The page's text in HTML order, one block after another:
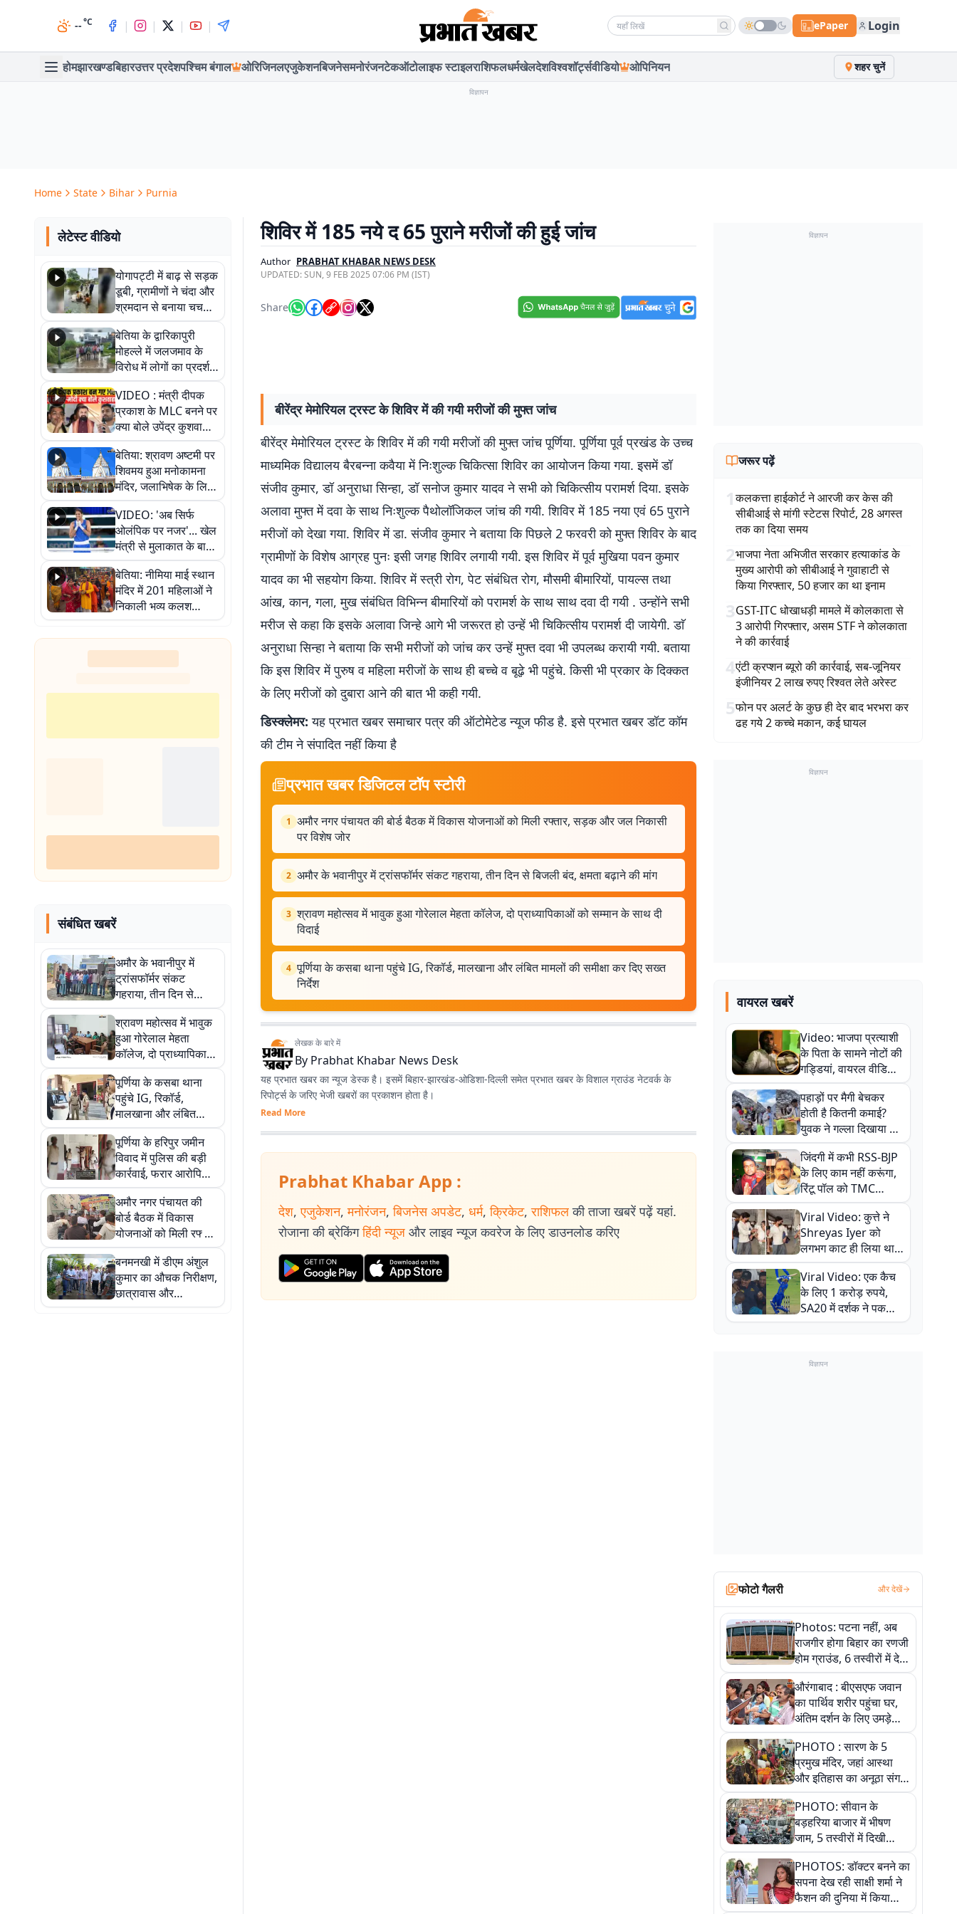
--°C | | | | Search news ePaper Login
होमझारखण्डबिहारउत्तर प्रदेशपश्चिम बंगाल ओरिजिनलएजुकेशनबिजनेसमनोरंजनटेकऑटोलाइफ स्टाइलराशिफलधर्मखेलदेशविश्वशॉर्ट्सवीडियो ओपिनियन शहर चुनें
विज्ञापन
Home State Bihar Purnia
लेटेस्ट वीडियो
योगापट्टी में बाढ़ से सड़क
डूबी, ग्रामीणों ने चंदा और
श्रमदान से बनाया चचरी
पुल
बेतिया के द्वारिकापुरी
मोहल्ले में जलजमाव के
विरोध में लोगों का प्रदर्शन,
स्थायी समाधान की मांग
VIDEO : मंत्री दीपक
प्रकाश के MLC बनने पर
क्या बोले उपेंद्र कुशवाहा,
सुनिए
बेतिया: श्रावण अष्टमी पर
शिवमय हुआ मनोकामना
मंदिर, जलाभिषेक के लिए
लगी लंबी कतारें
VIDEO: 'अब सिर्फ
ओलंपिक पर नजर'... खेल
मंत्री से मुलाकात के बाद
जैसमीन लंबोरिया का बड़ा
बयान
बेतिया: नीमिया माई स्थान
मंदिर में 201 महिलाओं ने
निकाली भव्य कलश
शोभायात्रा, शिवलिंग
प्राण-प्रतिष्ठा महोत्सव
शुरू
संबंधित खबरें
अमौर के भवानीपुर में
ट्रांसफॉर्मर संकट
गहराया, तीन दिन से
बिजली बंद, क्षमता बढ़ाने
की मांग
श्रावण महोत्सव में भावुक
हुआ गोरेलाल मेहता
कॉलेज, दो प्राध्यापिकाओं
को सम्मान के साथ दी
विदाई
पूर्णिया के कसबा थाना
पहुंचे IG, रिकॉर्ड,
मालखाना और लंबित
मामलों की समीक्षा कर दिए
सख्त निर्देश
पूर्णिया के हरिपुर जमीन
विवाद में पुलिस की बड़ी
कार्रवाई, फरार आरोपियों
के घर पर चिपकाया
इश्तेहार
अमौर नगर पंचायत की
बोर्ड बैठक में विकास
योजनाओं को मिली रफ्तार,
सड़क और जल निकासी
पर विशेष जोर
बनमनखी में डीएम अंशुल
कुमार का औचक निरीक्षण,
छात्रावास और
अनुमंडलीय अस्पताल में
शिविर में 185 नये द 65 पुराने मरीजों की हुई जांच
Author PRABHAT KHABAR NEWS DESK
UPDATED:SUN, 9 FEB 2025 07:06 PM (IST)
Share
बीरेंद्र मेमोरियल ट्रस्ट के शिविर में की गयी मरीजों की मुफ्त जांच
बीरेंद्र मेमोरियल ट्रस्ट के शिविर में की गयी मरीजों की मुफ्त जांच पूर्णिया. पूर्णिया पूर्व प्रखंड के उच्च
माध्यमिक विद्यालय बैरबन्ना कवैया में निःशुल्क चिकित्सा शिविर का आयोजन किया गया. इसमें डॉ
संजीव कुमार, डॉ अनुराधा सिन्हा, डॉ सनोज कुमार यादव ने सभी को चिकित्सीय परामर्श दिया. इसके
अलावा मुफ्त में दवा के साथ निःशुल्क पैथाेलॉजिकल जांच की गयी. शिविर में 185 नया एवं 65 पुराने
मरीजों को देखा गया. शिविर में डा. संजीव कुमार ने बताया कि पिछले 2 फरवरी को मुफ्त शिविर के बाद
ग्रामीणों के विशेष आग्रह पुनः इसी जगह शिविर लगायी गयी. इस शिविर में पूर्व मुखिया पवन कुमार
यादव का भी सहयोग किया. शिविर में स्त्री रोग, पेट संबंधित रोग, मौसमी बीमारियों, पायल्स तथा
आंख, कान, गला, मुख संबंधित विभिन्न बीमारियों को परामर्श के साथ साथ दवा दी गयी . उन्होंने सभी
मरीज से कहा कि इसके अलावा जिन्हे आगे भी जरूरत हो उन्हें भी चिकित्सीय परामर्श दी जायेगी. डाॅ
अनुराधा सिन्हा ने बताया कि सभी मरीजों को जांच कर उन्हें मुफ्त दवा भी उपलब्ध करायी गयी. बताया
कि इस शिविर में पुरुष व महिला मरीजों के साथ ही बच्चे व बूढ़े भी पहुंचे. किसी भी प्रकार के दिक्कत
के लिए मरीजों को दुबारा आने की बात भी कही गयी.
डिस्क्लेमर: यह प्रभात खबर समाचार पत्र की ऑटोमेटेड न्यूज फीड है. इसे प्रभात खबर डॉट कॉम
की टीम ने संपादित नहीं किया है
प्रभात खबर डिजिटल टॉप स्टोरी
1 अमौर नगर पंचायत की बोर्ड बैठक में विकास योजनाओं को मिली रफ्तार, सड़क और जल निकासी
पर विशेष जोर
2 अमौर के भवानीपुर में ट्रांसफॉर्मर संकट गहराया, तीन दिन से बिजली बंद, क्षमता बढ़ाने की मांग
3 श्रावण महोत्सव में भावुक हुआ गोरेलाल मेहता कॉलेज, दो प्राध्यापिकाओं को सम्मान के साथ दी
विदाई
4 पूर्णिया के कसबा थाना पहुंचे IG, रिकॉर्ड, मालखाना और लंबित मामलों की समीक्षा कर दिए सख्त
निर्देश
लेखक के बारे में
By Prabhat Khabar News Desk
यह प्रभात खबर का न्यूज डेस्क है। इसमें बिहार-झारखंड-ओडिशा-दिल्‍ली समेत प्रभात खबर के विशाल ग्राउंड नेटवर्क के
रिपोर्ट्स के जरिए भेजी खबरों का प्रकाशन होता है।
Read More
Prabhat Khabar App :
देश, एजुकेशन, मनोरंजन, बिजनेस अपडेट, धर्म, क्रिकेट, राशिफल की ताजा खबरें पढ़ें यहां.
रोजाना की ब्रेकिंग हिंदी न्यूज और लाइव न्यूज कवरेज के लिए डाउनलोड करिए
विज्ञापन
जरूर पढ़ें
1कलकत्ता हाईकोर्ट ने आरजी कर केस की
सीबीआई से मांगी स्टेटस रिपोर्ट, 28 अगस्त
तक का दिया समय
2भाजपा नेता अभिजीत सरकार हत्याकांड के
मुख्य आरोपी को सीबीआई ने गुवाहाटी से
किया गिरफ्तार, 50 हजार का था इनाम
3GST-ITC धोखाधड़ी मामले में कोलकाता से
3 आरोपी गिरफ्तार, असम STF ने कोलकाता
ने की कार्रवाई
4एंटी क्रप्शन ब्यूरो की कार्रवाई, सब-जूनियर
इंजीनियर 2 लाख रुपए रिश्वत लेते अरेस्ट
5फोन पर अलर्ट के कुछ ही देर बाद भरभरा कर
ढह गये 2 कच्चे मकान, कई घायल
विज्ञापन
वायरल खबरें
Video: भाजपा प्रत्याशी
के पिता के सामने नोटों की
गड्डियां, वायरल वीडियो
से राजनीति में उबाल,
अजित महतो बोले- TMC
की गंदी चाल
पहाड़ों पर मैगी बेचकर
होती है कितनी कमाई?
युवक ने गल्ला दिखाया तो
नौकरी वालों के खड़े हो गए
कान
जिंदगी में कभी RSS-BJP
के लिए काम नहीं करूंगा,
रिंटू पॉल को TMC
ऑफिस में ले जाकर पीटा,
Video वायरल
Viral Video: कुत्ते ने
Shreyas Iyer को
लगभग काट ही लिया था,
न्यूजीलैंड सीरीज से पहले
बाल-बाल बचे
Viral Video: एक कैच
के लिए 1 करोड़ रुपये,
SA20 में दर्शक ने पकड़ा
एक हाथ से गजब का कैच
विज्ञापन
फोटो गैलरी और देखें
Photos: पटना नहीं, अब
राजगीर होगा बिहार का रणजी
होम ग्राउंड, 6 तस्वीरों में देखें
नए स्टेडियम की पूरी कहानी
औरंगाबाद : बीएसएफ जवान
का पार्थिव शरीर पहुंचा घर,
अंतिम दर्शन के लिए उमड़े
लोग
PHOTO : सारण के 5
प्रमुख मंदिर, जहां आस्था
और इतिहास का अनूठा संगम,
तस्वीरों में जानिए
PHOTO: सीवान के
बड़हरिया बाजार में भीषण
जाम, 5 तस्वीरों में दिखी
अव्यवस्था
PHOTOS: डॉक्टर बनने का
सपना देख रही साक्षी शर्मा ने
फैशन की दुनिया में किया